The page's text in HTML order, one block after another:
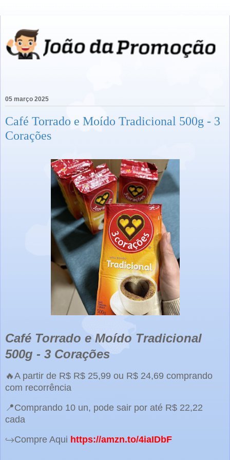
05 março 2025
Café Torrado e Moído Tradicional 500g - 3
Corações
Café Torrado e Moído Tradicional
500g - 3 Corações
🔥A partir de R$ R$ 25,99 ou R$ 24,69 comprando
com recorrência
📍Comprando 10 un, pode sair por até R$ 22,22
cada
↪️Compre Aqui https://amzn.to/4iaIDbF